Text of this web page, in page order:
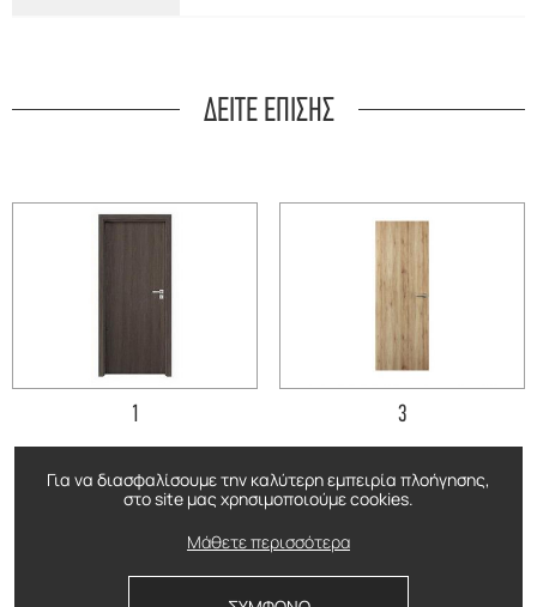
Για να διασφαλίσουμε την καλύτερη εμπειρία πλοήγησης,
στο site μας χρησιμοποιούμε cookies.
Μάθετε περισσότερα
ΔΕΙΤΕ ΕΠΙΣΗΣ
1
Δείτε περισσότερα
3
Δείτε περισσότερα